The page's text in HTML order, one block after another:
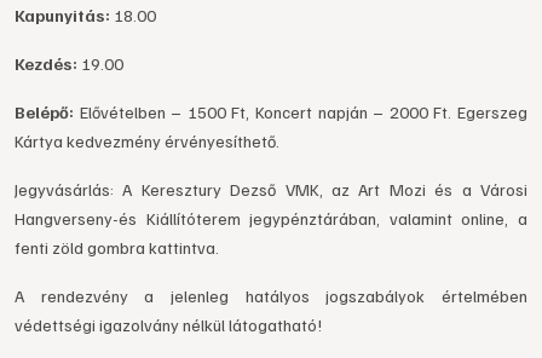
Kapunyitás: 18.00
Kezdés: 19.00
Belépő: Elővételben – 1500 Ft, Koncert napján – 2000 Ft. Egerszeg
Kártya kedvezmény érvényesíthető.
Jegyvásárlás: A Keresztury Dezső VMK, az Art Mozi és a Városi
Hangverseny-és Kiállítóterem jegypénztárában, valamint online, a
fenti zöld gombra kattintva.
A rendezvény a jelenleg hatályos jogszabályok értelmében
védettségi igazolvány nélkül látogatható!